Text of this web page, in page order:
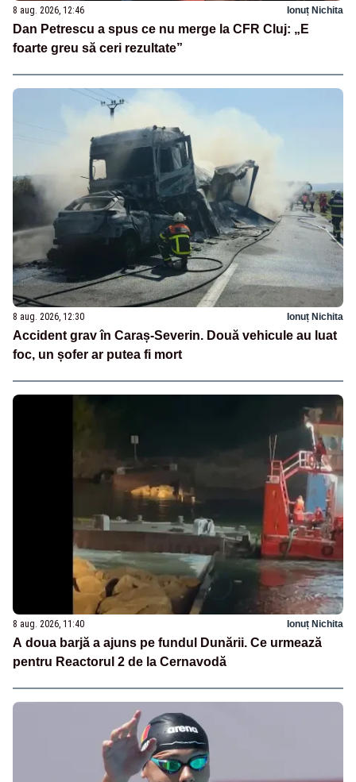
8 aug. 2026, 12:46 Ionuț Nichita
Dan Petrescu a spus ce nu merge la CFR Cluj: „E
foarte greu să ceri rezultate”
8 aug. 2026, 12:30 Ionuț Nichita
Accident grav în Caraș-Severin. Două vehicule au luat
foc, un șofer ar putea fi mort
8 aug. 2026, 11:40 Ionuț Nichita
A doua barjă a ajuns pe fundul Dunării. Ce urmează
pentru Reactorul 2 de la Cernavodă